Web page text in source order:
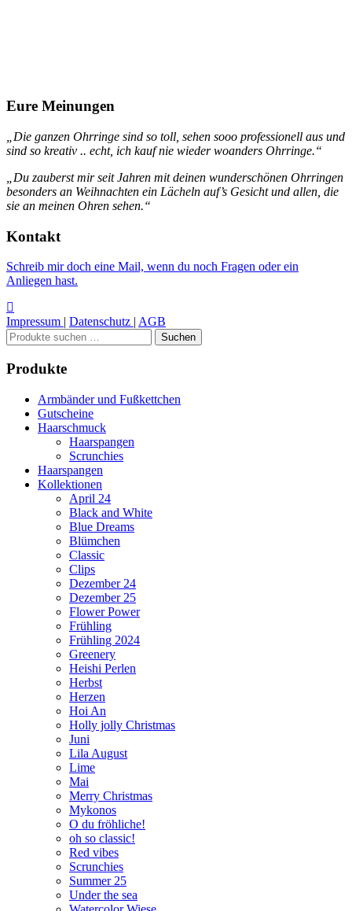
Eure Meinungen
„Die ganzen Ohrringe sind so toll, sehen sooo professionell aus und
sind so kreativ .. echt, ich kauf nie wieder woanders Ohrringe.“
„Du zauberst mir seit Jahren mit deinen wunderschönen Ohrringen
besonders an Weihnachten ein Lächeln auf’s Gesicht und allen, die
sie an meinen Ohren sehen.“
Kontakt
Schreib mir doch eine Mail, wenn du noch Fragen oder ein
Anliegen hast.
Impressum | Datenschutz | AGB
Suchen
nach:
Suchen
Produkte
Armbänder und Fußkettchen
Gutscheine
Haarschmuck
Haarspangen
Scrunchies
Haarspangen
Kollektionen
April 24
Black and White
Blue Dreams
Blümchen
Classic
Clips
Dezember 24
Dezember 25
Flower Power
Frühling
Frühling 2024
Greenery
Heishi Perlen
Herbst
Herzen
Hoi An
Holly jolly Christmas
Juni
Lila August
Lime
Mai
Merry Christmas
Mykonos
O du fröhliche!
oh so classic!
Red vibes
Scrunchies
Summer 25
Under the sea